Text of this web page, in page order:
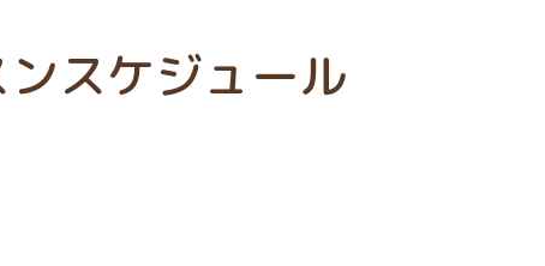
ンスケジュール